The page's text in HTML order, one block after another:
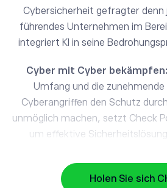
Cybersicherheit gefragter denn
führendes Unternehmen im
integriert KI in seine
Cyber mit Cyber bekämpfen:
Umfang und die
Cyberangriffen den Schutz
unmöglich machen, setzt Check
um effektive
Geschwindigkeit ist gefragt:
verarbeiten, schnellerHolen Sie sich